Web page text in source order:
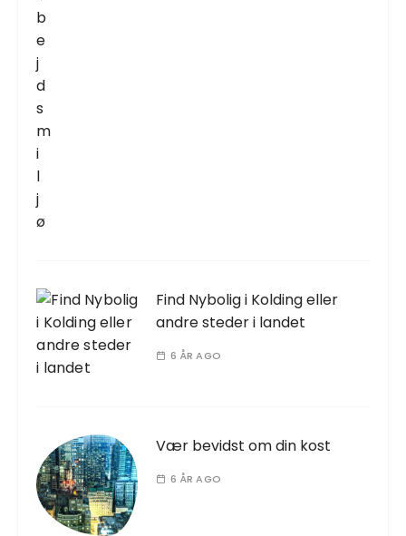
Find Nybolig i Kolding eller
andre steder i landet
6 ÅR AGO
Vær bevidst om din kost
6 ÅR AGO